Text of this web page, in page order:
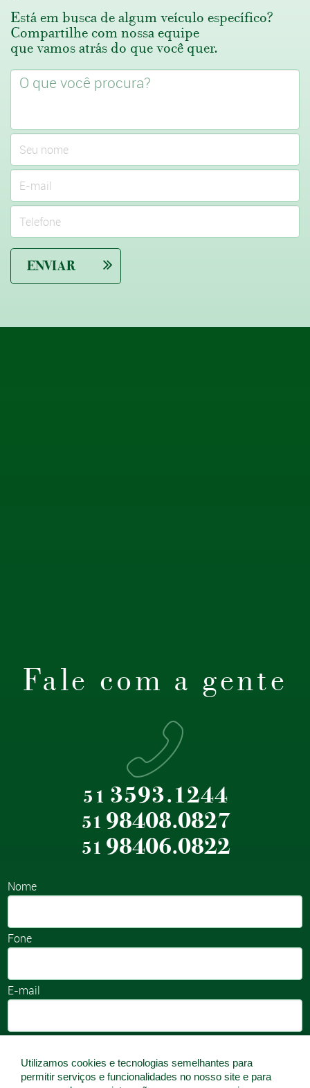
Utilizamos cookies e tecnologias semelhantes para
permitir serviços e funcionalidades no nosso site e para
Está em busca de algum veículo específico?
Compartilhe com nossa equipe
que vamos atrás do que você quer.
ENVIAR
Fale com a gente
51 3593.1244
51 98408.0827
51 98406.0822
Nome
Fone
E-mail